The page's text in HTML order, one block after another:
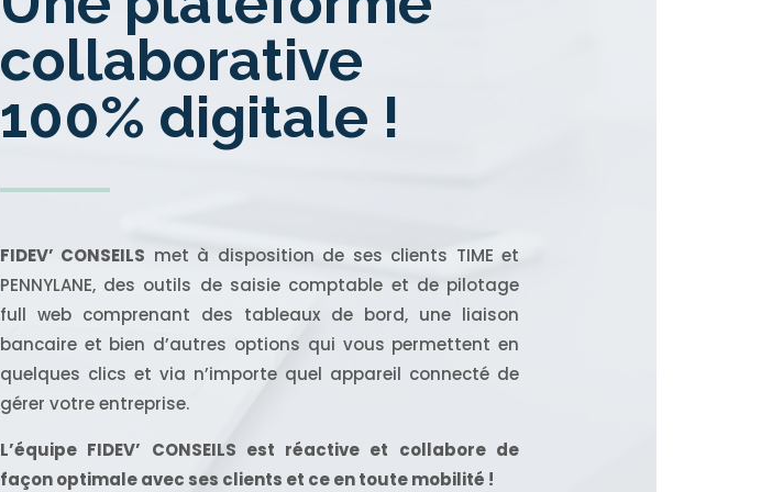
collaborative
100% digitale !
FIDEV’ CONSEILS met à disposition de ses clients TIME et
PENNYLANE, des outils de saisie comptable et de pilotage
full web comprenant des tableaux de bord, une liaison
bancaire et bien d’autres options qui vous permettent en
quelques clics et via n’importe quel appareil connecté de
gérer votre entreprise.
L’équipe FIDEV’ CONSEILS est réactive et collabore de
façon optimale avec ses clients et ce en toute mobilité !